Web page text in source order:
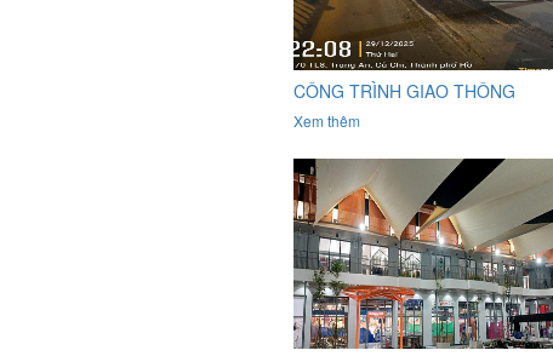
CÔNG TRÌNH GIAO THÔNG
Xem thêm